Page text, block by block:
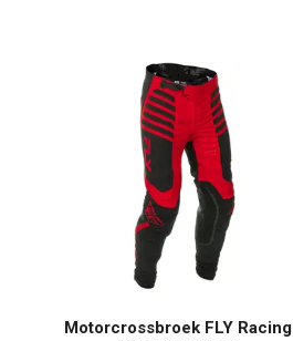
Motorcrossbroek FLY Racing